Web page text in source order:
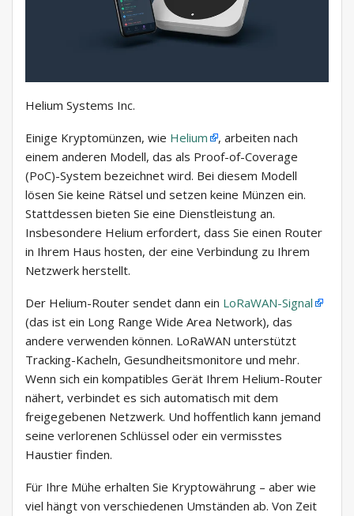
Helium Systems Inc.
Einige Kryptomünzen, wie Helium
, arbeiten nach
einem anderen Modell, das als Proof-of-Coverage
(PoC)-System bezeichnet wird. Bei diesem Modell
lösen Sie keine Rätsel und setzen keine Münzen ein.
Stattdessen bieten Sie eine Dienstleistung an.
Insbesondere Helium erfordert, dass Sie einen Router
in Ihrem Haus hosten, der eine Verbindung zu Ihrem
Netzwerk herstellt.
Der Helium-Router sendet dann ein LoRaWAN-Signal
(das ist ein Long Range Wide Area Network), das
andere verwenden können. LoRaWAN unterstützt
Tracking-Kacheln, Gesundheitsmonitore und mehr.
Wenn sich ein kompatibles Gerät Ihrem Helium-Router
nähert, verbindet es sich automatisch mit dem
freigegebenen Netzwerk. Und hoffentlich kann jemand
seine verlorenen Schlüssel oder ein vermisstes
Haustier finden.
Für Ihre Mühe erhalten Sie Kryptowährung – aber wie
viel hängt von verschiedenen Umständen ab. Von Zeit